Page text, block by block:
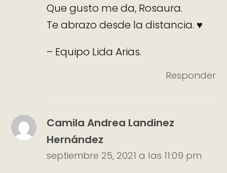
Que gusto me da, Rosaura.
Te abrazo desde la distancia. ♥
– Equipo Lida Arias.
Responder
Camila Andrea Landinez
Hernández
septiembre 25, 2021 a las 11:09 pm